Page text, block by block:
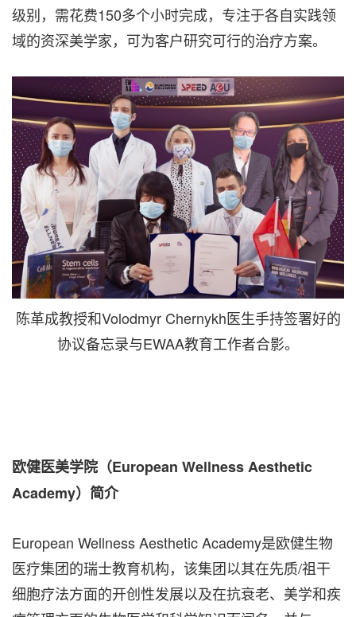
级别，需花费150多个小时完成，专注于各自实践领
域的资深美学家，可为客户研究可行的治疗方案。
陈革成教授和Volodmyr Chernykh医生手持签署好的
协议备忘录与EWAA教育工作者合影。
欧健医美学院（European Wellness Aesthetic
Academy） 简介
European Wellness Aesthetic Academy是欧健生物
医疗集团的瑞士教育机构，该集团以其在先质/祖干
细胞疗法方面的开创性发展以及在抗衰老、美学和疾